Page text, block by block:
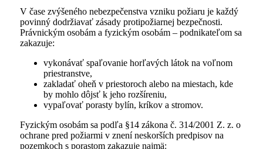
V čase zvýšeného nebezpečenstva vzniku požiaru je každý
povinný dodržiavať zásady protipožiarnej bezpečnosti.
Právnickým osobám a fyzickým osobám – podnikateľom sa
zakazuje:
vykonávať spaľovanie horľavých látok na voľnom
priestranstve,
zakladať oheň v priestoroch alebo na miestach, kde
by mohlo dôjsť k jeho rozšíreniu,
vypaľovať porasty bylín, kríkov a stromov.
Fyzickým osobám sa podľa §14 zákona č. 314/2001 Z. z. o
ochrane pred požiarmi v znení neskorších predpisov na
pozemkoch s porastom zakazuje najmä: